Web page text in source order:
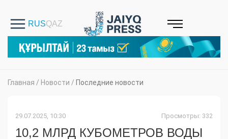
Главная / Новости / Последние новости
29.07.2025, 10:30 Просмотры: 332
10,2 МЛРД КУБОМЕТРОВ ВОДЫ